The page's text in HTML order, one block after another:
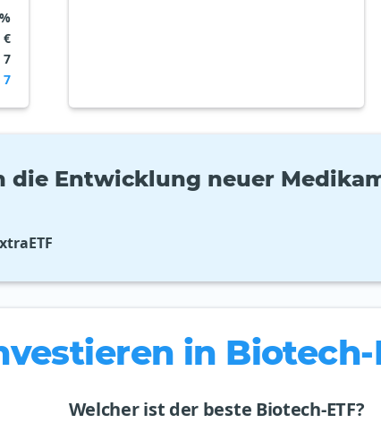
€
7
7
die Entwicklung neuer
in Biotech-
Welcher ist der beste Biotech-ETF?